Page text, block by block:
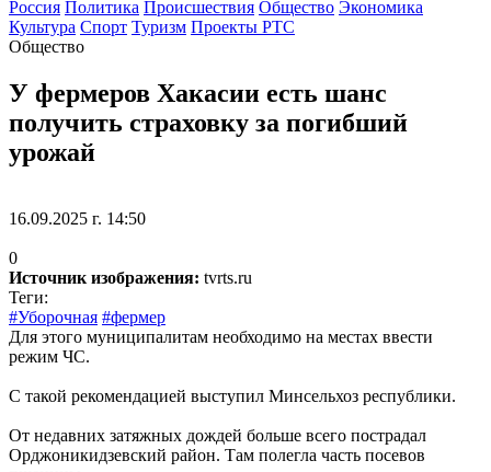
Россия Политика Происшествия Общество Экономика
Культура Спорт Туризм Проекты РТС
Общество
У фермеров Хакасии есть шанс
получить страховку за погибший
урожай
16.09.2025 г. 14:50
0
Источник изображения: tvrts.ru
Теги:
#Уборочная #фермер
Для этого муниципалитам необходимо на местах ввести
режим ЧС.
С такой рекомендацией выступил Минсельхоз республики.
От недавних затяжных дождей больше всего пострадал
Орджоникидзевский район. Там полегла часть посевов